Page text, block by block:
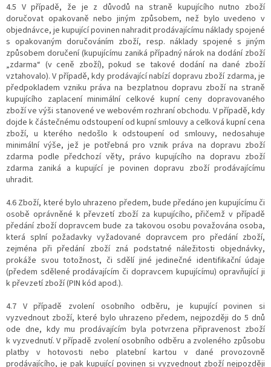
4.5 V případě, že je z důvodů na straně kupujícího nutno zboží
doručovat opakovaně nebo jiným způsobem, než bylo uvedeno v
objednávce, je kupující povinen nahradit prodávajícímu náklady spojené
s opakovaným doručováním zboží, resp. náklady spojené s jiným
způsobem doručení (kupujícímu zaniká případný nárok na dodání zboží
„zdarma“ (v ceně zboží), pokud se takové dodání na dané zboží
vztahovalo). V případě, kdy prodávající nabízí dopravu zboží zdarma, je
předpokladem vzniku práva na bezplatnou dopravu zboží na straně
kupujícího zaplacení minimální celkové kupní ceny dopravovaného
zboží ve výši stanovené ve webovém rozhraní obchodu. V případě, kdy
dojde k částečnému odstoupení od kupní smlouvy a celková kupní cena
zboží, u kterého nedošlo k odstoupení od smlouvy, nedosahuje
minimální výše, jež je potřebná pro vznik práva na dopravu zboží
zdarma podle předchozí věty, právo kupujícího na dopravu zboží
zdarma zaniká a kupující je povinen dopravu zboží prodávajícímu
uhradit.
4.6 Zboží, které bylo uhrazeno předem, bude předáno jen kupujícímu či
osobě oprávněné k převzetí zboží za kupujícího, přičemž v případě
předání zboží dopravcem bude za takovou osobu považována osoba,
která splní požadavky vyžadované dopravcem pro předání zboží,
zejména při předání zboží zná podstatné náležitosti objednávky,
prokáže svou totožnost, či sdělí jiné jedinečné identifikační údaje
(předem sdělené prodávajícím či dopravcem kupujícímu) opravňující ji
k převzetí zboží (PIN kód apod.).
4.7 V případě zvolení osobního odběru, je kupující povinen si
vyzvednout zboží, které bylo uhrazeno předem, nejpozději do 5 dnů
ode dne, kdy mu prodávajícím byla potvrzena připravenost zboží
k vyzvednutí. V případě zvolení osobního odběru a zvoleného způsobu
platby v hotovosti nebo platební kartou v dané provozovně
prodávajícího, je pak kupující povinen si vyzvednout zboží nejpozději